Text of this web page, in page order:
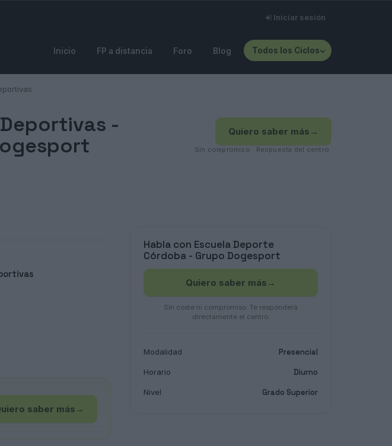
Iniciar sesión
Inicio FP a distancia Foro Blog Todos los Ciclos
-
Quiero saber más →
Sin compromiso · Respuesta del centro
saber más →
Habla con Escuela Deporte
Córdoba - Grupo Dogesport
Quiero saber más →
Sin coste ni compromiso. Te responderá
directamente el centro.
Modalidad Presencial
Horario Diurno
Nivel Grado Superior